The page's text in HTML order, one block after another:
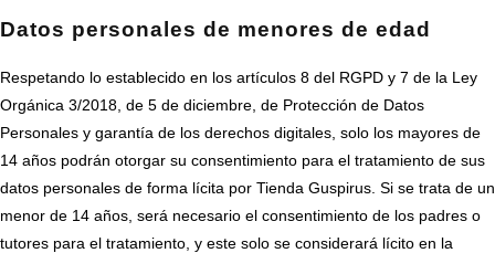
Datos personales de menores de edad
Respetando lo establecido en los artículos 8 del RGPD y 7 de la Ley
Orgánica 3/2018, de 5 de diciembre, de Protección de Datos
Personales y garantía de los derechos digitales, solo los mayores de
14 años podrán otorgar su consentimiento para el tratamiento de sus
datos personales de forma lícita por Tienda Guspirus. Si se trata de un
menor de 14 años, será necesario el consentimiento de los padres o
tutores para el tratamiento, y este solo se considerará lícito en la